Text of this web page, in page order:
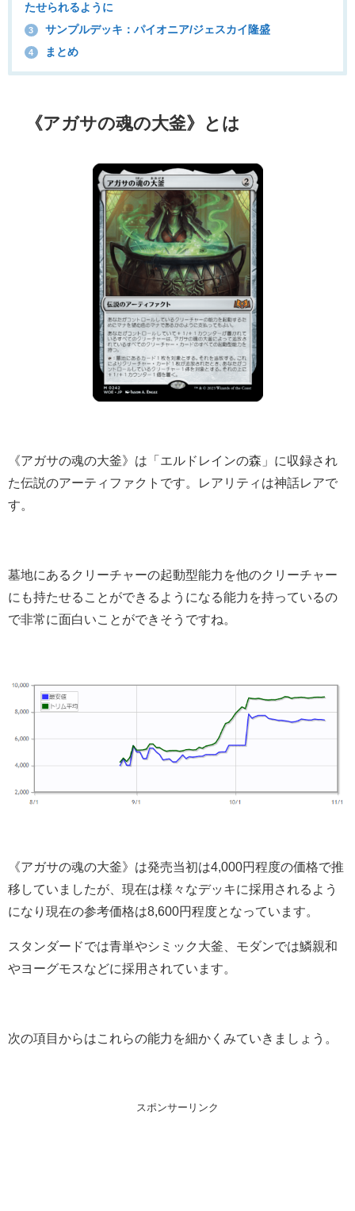
たせられるように
3 サンプルデッキ：パイオニア/ジェスカイ隆盛
4 まとめ
《アガサの魂の大釜》とは
《アガサの魂の大釜》は「エルドレインの森」に収録され
た伝説のアーティファクトです。レアリティは神話レアで
す。
墓地にあるクリーチャーの起動型能力を他のクリーチャー
にも持たせることができるようになる能力を持っているの
で非常に面白いことができそうですね。
《アガサの魂の大釜》は発売当初は4,000円程度の価格で推
移していましたが、現在は様々なデッキに採用されるよう
になり現在の参考価格は8,600円程度となっています。
スタンダードでは青単やシミック大釜、モダンでは鱗親和
やヨーグモスなどに採用されています。
次の項目からはこれらの能力を細かくみていきましょう。
スポンサーリンク